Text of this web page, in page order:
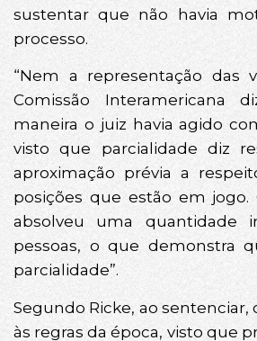
sustentar que não havia
processo.
“Nem a representação das
Comissão Interamericana
maneira o juiz havia agido
visto que parcialidade diz
aproximação prévia a
posições que estão em jogo.
absolveu uma quantidade
pessoas, o que demonstra
parcialidade”.
Segundo Ricke, ao sentenciar,
às regras da época, visto que